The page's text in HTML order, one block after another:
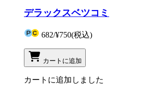
デラックスベツコミ
682/¥750(税込)
カートに追加
カートに追加しました